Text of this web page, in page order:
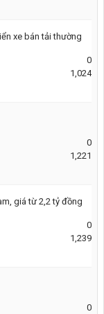
xe bán tải thường
0
1,024
0
1,221
giá từ 2,2 tỷ đồng
0
1,239
0